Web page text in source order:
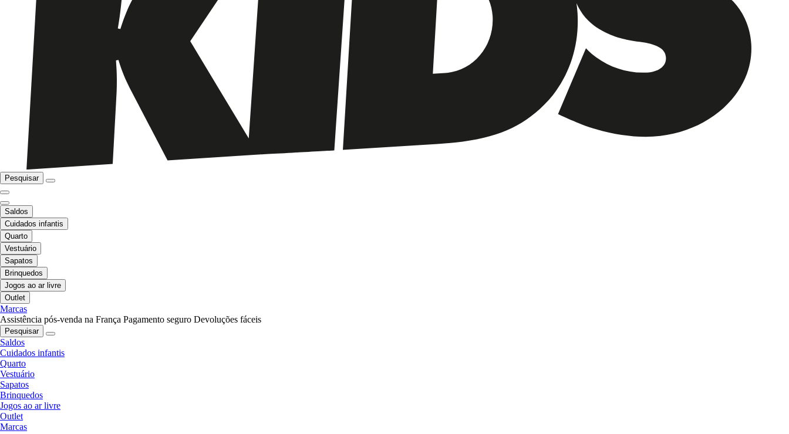
Pesquisar
Saldos
Cuidados infantis
Quarto
Vestuário
Sapatos
Brinquedos
Jogos ao ar livre
Outlet
Marcas
Assistência pós-venda na França Pagamento seguro Devoluções fáceis
Pesquisar
Saldos
Cuidados infantis
Quarto
Vestuário
Sapatos
Brinquedos
Jogos ao ar livre
Outlet
Marcas